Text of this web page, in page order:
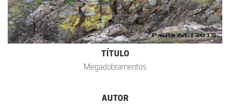
TÍTULO
Megadobramentos
AUTOR